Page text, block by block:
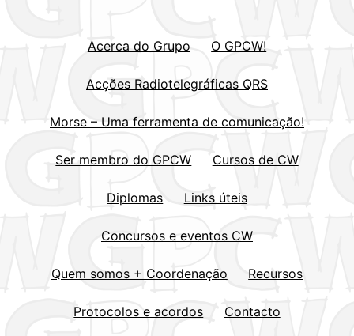
Acerca do Grupo O GPCW!
Acções Radiotelegráficas QRS
Morse – Uma ferramenta de comunicação!
Ser membro do GPCW Cursos de CW
Diplomas Links úteis
Concursos e eventos CW
Quem somos + Coordenação Recursos
Protocolos e acordos Contacto